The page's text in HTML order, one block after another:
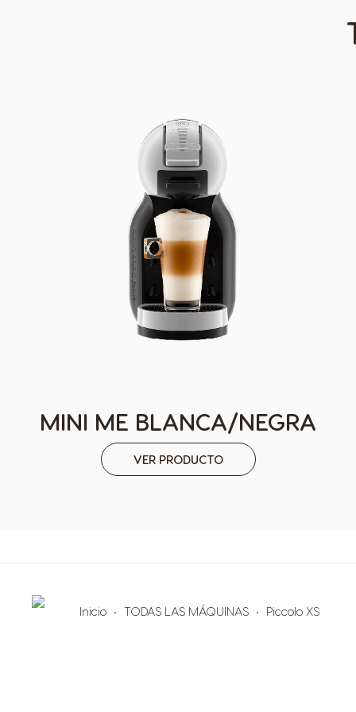
MINI ME BLANCA/NEGRA
VER PRODUCTO
Inicio TODAS LAS MÁQUINAS Piccolo XS